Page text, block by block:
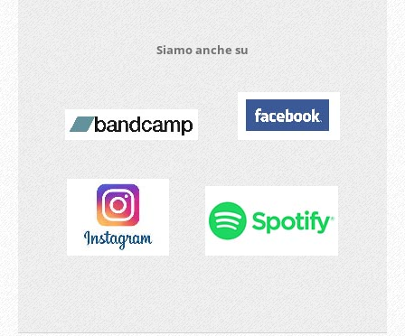
Siamo anche su